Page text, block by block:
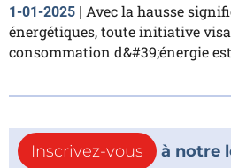
1-01-2025 | Avec la hausse
énergétiques, toute initiative
consommation d&#39;énergie
Inscrivez-vous
à notre